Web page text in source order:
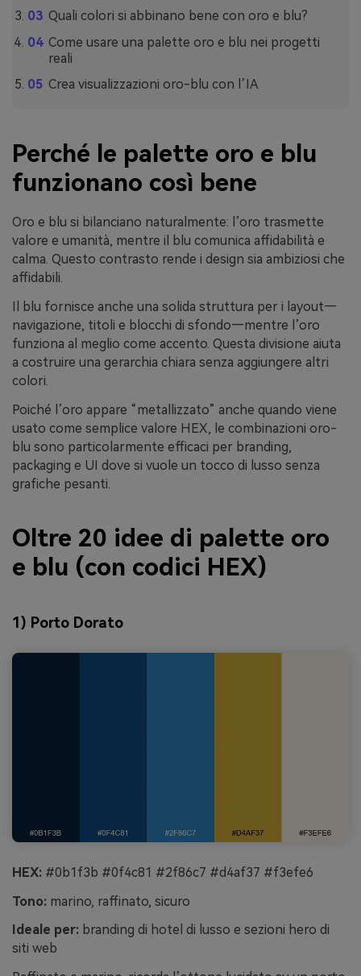
Quali colori si abbinano bene con oro e blu?
Come usare una palette oro e blu nei progetti
reali
Crea visualizzazioni oro-blu con l’IA
Perché le palette oro e blu
funzionano così bene
Oro e blu si bilanciano naturalmente: l’oro trasmette
valore e umanità, mentre il blu comunica affidabilità e
calma. Questo contrasto rende i design sia ambiziosi che
affidabili.
Il blu fornisce anche una solida struttura per i layout—
navigazione, titoli e blocchi di sfondo—mentre l’oro
funziona al meglio come accento. Questa divisione aiuta
a costruire una gerarchia chiara senza aggiungere altri
colori.
Poiché l’oro appare “metallizzato” anche quando viene
usato come semplice valore HEX, le combinazioni oro-
blu sono particolarmente efficaci per branding,
packaging e UI dove si vuole un tocco di lusso senza
grafiche pesanti.
Oltre 20 idee di palette oro
e blu (con codici HEX)
1) Porto Dorato
HEX: #0b1f3b #0f4c81 #2f86c7 #d4af37 #f3efe6
Tono: marino, raffinato, sicuro
Ideale per: branding di hotel di lusso e sezioni hero di
siti web